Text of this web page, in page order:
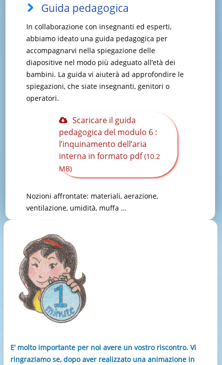
Guida pedagogica
In collaborazione con insegnanti ed esperti,
abbiamo ideato una guida pedagogica per
accompagnarvi nella spiegazione delle
diapositive nel modo più adeguato all’età dei
bambini. La guida vi aiuterà ad approfondire le
spiegazioni, che siate insegnanti, genitori o
operatori.
Scaricare il guida
pedagogica del modulo 6 :
l’inquinamento dell’aria
interna in formato pdf(10.2
MB)
Nozioni affrontate: materiali, aerazione,
ventilazione, umidità, muffa …
E’ molto importante per noi avere un vostro riscontro. Vi
ringraziamo se, dopo aver realizzato una animazione in